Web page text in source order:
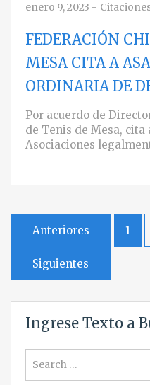
enero 9, 2023 -
FEDERACIÓN
MESA CITA A
ORDINARIA DE
Por acuerdo de
de Tenis de Mesa, cita
Asociaciones
Paginación
entradas
Anteriores 1
Siguientes
Ingrese Texto a
for: